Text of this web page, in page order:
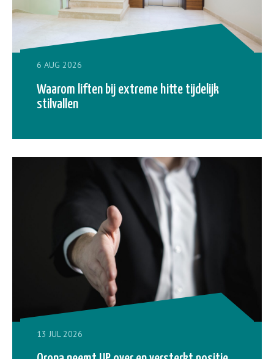
6 AUG 2026
Waarom liften bij extreme hitte tijdelijk
stilvallen
13 JUL 2026